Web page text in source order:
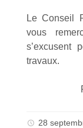
Le Conseil
vous
s’excusent
travaux.
28